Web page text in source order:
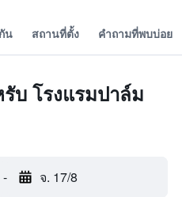
น สถานที่ตั้ง คำถามที่พบบ่อย
บ โรงแรมปาล์ม
- จ. 17/8